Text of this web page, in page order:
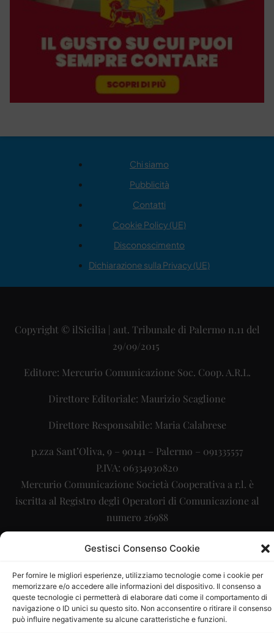
Gestisci Consenso Cookie
Per fornire le migliori esperienze, utilizziamo tecnologie come i cookie per
memorizzare e/o accedere alle informazioni del dispositivo. Il consenso a
queste tecnologie ci permetterà di elaborare dati come il comportamento di
navigazione o ID unici su questo sito. Non acconsentire o ritirare il consenso
può influire negativamente su alcune caratteristiche e funzioni.
Chi siamo
Pubblicità
Contatti
Cookie Policy (UE)
Disconoscimento
Dichiarazione sulla Privacy (UE)
Copyright © ilSicilia | aut. Tribunale di Palermo n.11 del
29/09/2015
Editore: Mercurio Comunicazione Soc. Coop. A.R.L.
Direttore Editoriale: Maurizio Scaglione
Direttore Responsabile: Maria Calabrese
p.zza Sant’Oliva, 9 – 90141 – Palermo – 091335557
P.IVA: 06334930820
Mercurio Comunicazione Società Cooperativa a r.l. è
iscritta al Registro degli Operatori di Comunicazione al
numero 26988
Sito gestito da La Digitale srl – info@ladigitale.it